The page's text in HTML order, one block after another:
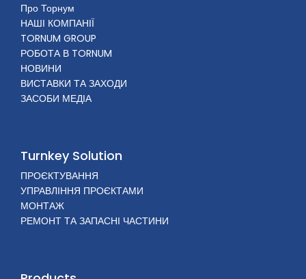
Про Торнум
НАШІ КОМПАНІЇ
TORNUM GROUP
РОБОТА В TORNUM
НОВИНИ
ВИСТАВКИ ТА ЗАХОДИ
ЗАСОБИ МЕДІА
Turnkey Solution
ПРОЄКТУВАННЯ
УПРАВЛІННЯ ПРОЄКТАМИ
МОНТАЖ
РЕМОНТ ТА ЗАПАСНІ ЧАСТИНИ